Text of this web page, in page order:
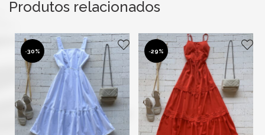
Produtos relacionados
-30% -29%